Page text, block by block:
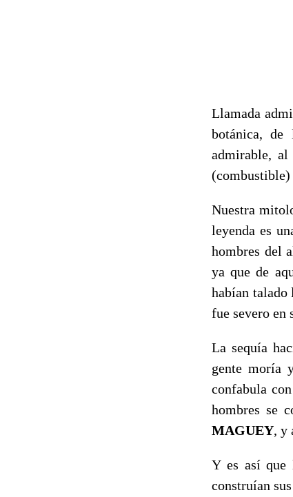
Llamada
botánica, de
admirable, al
(combustible)
Nuestra
leyenda es
hombres del
ya que de
habían talado
fue severo en
La sequía
gente moría
confabula
hombres se
MAGUEY, y
Y es así que
construían